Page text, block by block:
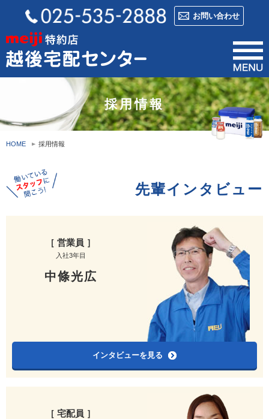
お問い合わせ
採用情報
HOME 採用情報
先輩インタビュー
［ 営業員 ］
入社3年目
中條光広
インタビューを見る
［ 宅配員 ］